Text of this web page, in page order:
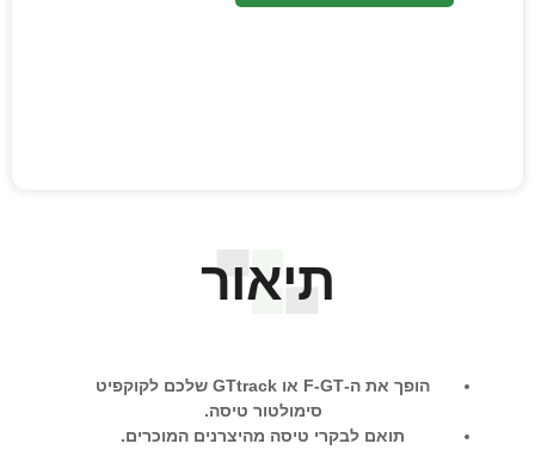
תיאור
הופך את ה-F-GT או GTtrack שלכם לקוקפיט
סימולטור טיסה.
תואם לבקרי טיסה מהיצרנים המוכרים.